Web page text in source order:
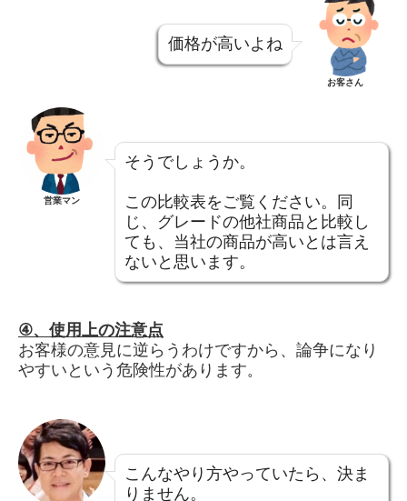
価格が高いよね
お客さん
営業マン
そうでしょうか。
この比較表をご覧ください。同
じ、グレードの他社商品と比較し
ても、当社の商品が高いとは言え
ないと思います。
④、 使用上の注意点
お客様の意見に逆らうわけですから、論争になり
やすいという危険性があります。
こんなやり方やっていたら、決ま
りません。